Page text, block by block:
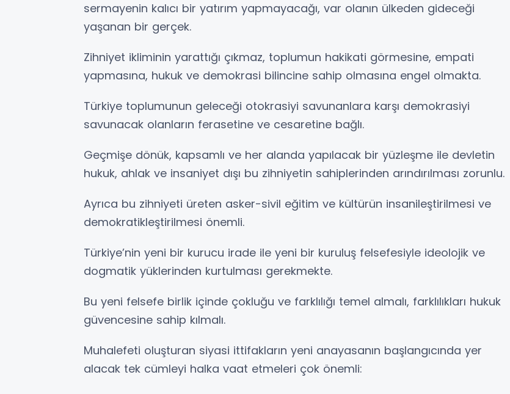
sermayenin kalıcı bir yatırım yapmayacağı, var olanın ülkeden gideceği
yaşanan bir gerçek.
Zihniyet ikliminin yarattığı çıkmaz, toplumun hakikati görmesine, empati
yapmasına, hukuk ve demokrasi bilincine sahip olmasına engel olmakta.
Türkiye toplumunun geleceği otokrasiyi savunanlara karşı demokrasiyi
savunacak olanların ferasetine ve cesaretine bağlı.
Geçmişe dönük, kapsamlı ve her alanda yapılacak bir yüzleşme ile devletin
hukuk, ahlak ve insaniyet dışı bu zihniyetin sahiplerinden arındırılması zorunlu.
Ayrıca bu zihniyeti üreten asker-sivil eğitim ve kültürün insanileştirilmesi ve
demokratikleştirilmesi önemli.
Türkiye’nin yeni bir kurucu irade ile yeni bir kuruluş felsefesiyle ideolojik ve
dogmatik yüklerinden kurtulması gerekmekte.
Bu yeni felsefe birlik içinde çokluğu ve farklılığı temel almalı, farklılıkları hukuk
güvencesine sahip kılmalı.
Muhalefeti oluşturan siyasi ittifakların yeni anayasanın başlangıcında yer
alacak tek cümleyi halka vaat etmeleri çok önemli: